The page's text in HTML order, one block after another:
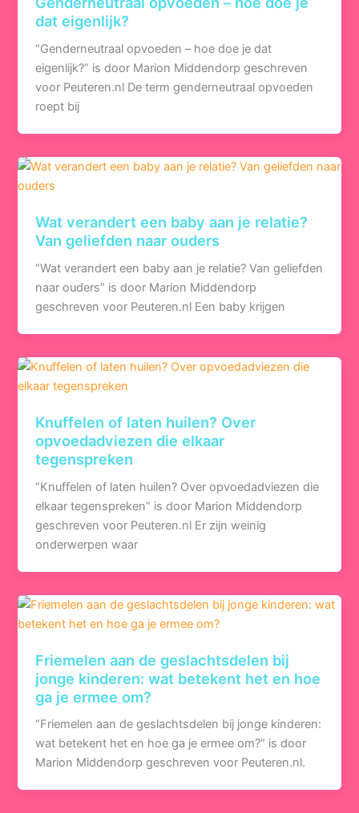
dat eigenlijk?
“Genderneutraal opvoeden – hoe doe je dat
eigenlijk?” is door Marion Middendorp geschreven
voor Peuteren.nl De term genderneutraal opvoeden
roept bij
Wat verandert een baby aan je relatie?
Van geliefden naar ouders
“Wat verandert een baby aan je relatie? Van geliefden
naar ouders” is door Marion Middendorp
geschreven voor Peuteren.nl Een baby krijgen
Knuffelen of laten huilen? Over
opvoedadviezen die elkaar
tegenspreken
“Knuffelen of laten huilen? Over opvoedadviezen die
elkaar tegenspreken” is door Marion Middendorp
geschreven voor Peuteren.nl Er zijn weinig
onderwerpen waar
Friemelen aan de geslachtsdelen bij
jonge kinderen: wat betekent het en hoe
ga je ermee om?
“Friemelen aan de geslachtsdelen bij jonge kinderen:
wat betekent het en hoe ga je ermee om?” is door
Marion Middendorp geschreven voor Peuteren.nl.